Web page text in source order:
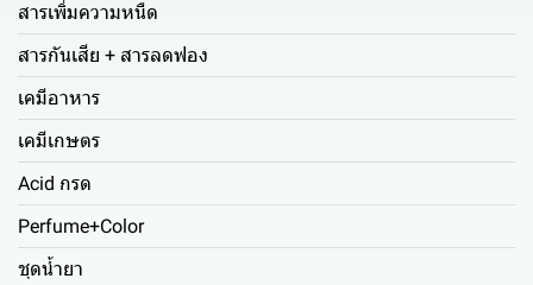
สารเพิ่มความหนืด
สารกันเสีย + สารลดฟอง
เคมีอาหาร
เคมีเกษตร
Acid กรด
Perfume+Color
ชุดน้ำยา